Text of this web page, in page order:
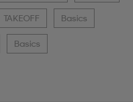
TAKEOFF Basics
Basics